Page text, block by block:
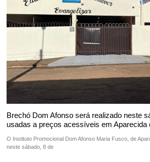
Brechó Dom Afonso será realizado neste
usadas a preços acessíveis em Aparecida
O Instituto Promocional Dom Afonso Maria Fusco, de
neste sábado, 8 de